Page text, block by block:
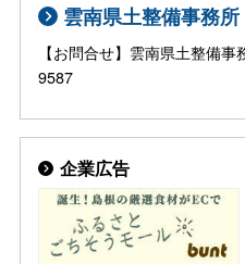
雲南県土整備事務所
【お問合せ】雲南県土整
9587
企業広告